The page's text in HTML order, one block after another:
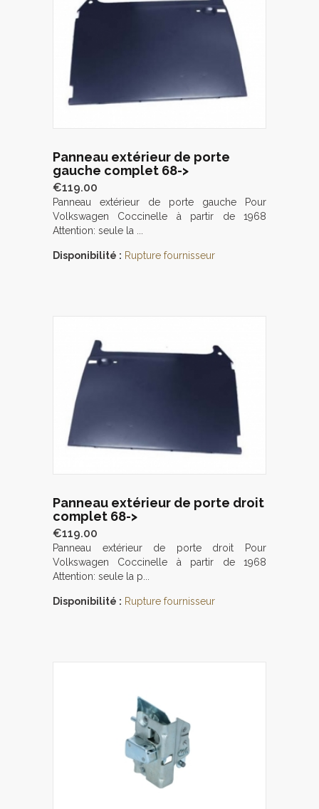
Panneau extérieur de porte
gauche complet 68->
€119.00
Panneau extérieur de porte gauche Pour
Volkswagen Coccinelle à partir de 1968
Attention: seule la ...
Disponibilité : Rupture fournisseur
Panneau extérieur de porte droit
complet 68->
€119.00
Panneau extérieur de porte droit Pour
Volkswagen Coccinelle à partir de 1968
Attention: seule la p...
Disponibilité : Rupture fournisseur